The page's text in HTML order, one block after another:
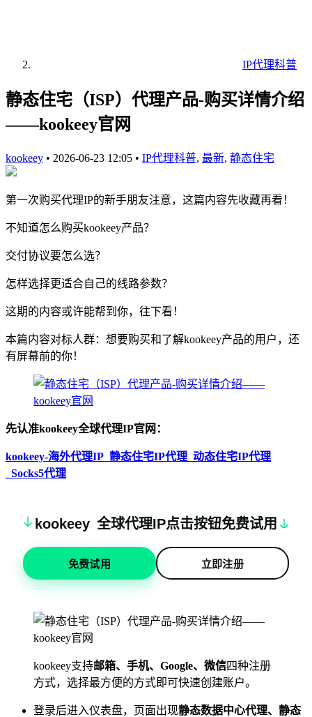
IP代理科普
静态住宅（ISP）代理产品-购买详情介绍
——kookeey官网
kookeey • 2026-06-23 12:05 • IP代理科普, 最新, 静态住宅
第一次购买代理IP的新手朋友注意，这篇内容先收藏再看！
不知道怎么购买kookeey产品？
交付协议要怎么选？
怎样选择更适合自己的线路参数？
这期的内容或许能帮到你，往下看！
本篇内容对标人群：想要购买和了解kookeey产品的用户，还
有屏幕前的你！
先认准kookeey全球代理IP官网：
kookeey-海外代理IP_静态住宅IP代理_动态住宅IP代理
_Socks5代理
kookeey 全球代理IP点击按钮免费试用
免费试用 立即注册
kookeey支持邮箱、手机、Google、微信四种注册
方式，选择最方便的方式即可快速创建账户。
登录后进入仪表盘，页面出现静态数据中心代理、静态